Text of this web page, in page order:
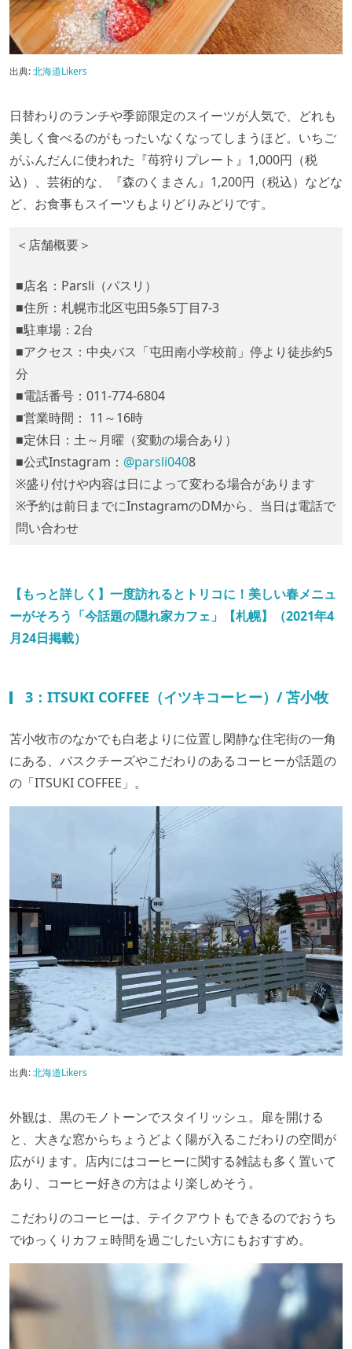
出典:北海道Likers
日替わりのランチや季節限定のスイーツが人気で、どれも
美しく食べるのがもったいなくなってしまうほど。いちご
がふんだんに使われた『苺狩りプレート』1,000円（税
込）、芸術的な、『森のくまさん』1,200円（税込）などな
ど、お食事もスイーツもよりどりみどりです。
＜店舗概要＞
■店名：Parsli（パスリ）
■住所：札幌市北区屯田5条5丁目7-3
■駐車場：2台
■アクセス：中央バス「屯田南小学校前」停より徒歩約5
分
■電話番号：011-774-6804
■営業時間： 11～16時
■定休日：土～月曜（変動の場合あり）
■公式Instagram： @parsli0408
※盛り付けや内容は日によって変わる場合があります
※予約は前日までにInstagramのDMから、当日は電話で
問い合わせ
【もっと詳しく】一度訪れるとトリコに！美しい春メニュ
ーがそろう「今話題の隠れ家カフェ」【札幌】（2021年4
月24日掲載）
3：ITSUKI COFFEE（イツキコーヒー）/ 苫小牧
苫小牧市のなかでも白老よりに位置し閑静な住宅街の一角
にある、バスクチーズやこだわりのあるコーヒーが話題の
の「ITSUKI COFFEE」。
出典:北海道Likers
外観は、黒のモノトーンでスタイリッシュ。扉を開ける
と、大きな窓からちょうどよく陽が入るこだわりの空間が
広がります。店内にはコーヒーに関する雑誌も多く置いて
あり、コーヒー好きの方はより楽しめそう。
こだわりのコーヒーは、テイクアウトもできるのでおうち
でゆっくりカフェ時間を過ごしたい方にもおすすめ。